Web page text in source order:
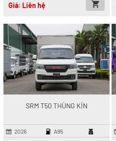
Giá: Liên hệ
SRM T50 THÙNG KÍN
2026 A95